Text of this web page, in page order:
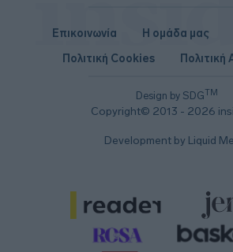
Design by SDGTM
Copyright© 2013 - 2026
Επικοινωνία Η ομάδα μας
Πολιτική Cookies
Development by Liquid